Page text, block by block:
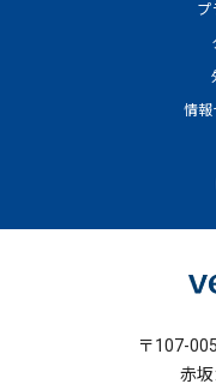
プ
情報
〒107-
赤